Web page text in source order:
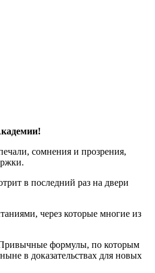
сомнения и прозрения,
в последний раз на двери
через которые многие из
Привычные формулы, по которым
в доказательствах для новых